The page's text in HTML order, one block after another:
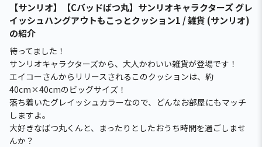
【サンリオ】【Cバッドばつ丸】サンリオキャラクターズ グレ
イッシュハングアウトもこっとクッション1 / 雑貨 (サンリオ)
の紹介
待ってました！
サンリオキャラクターズから、大人かわいい雑貨が登場です！
エイコーさんからリリースされるこのクッションは、約
40cm×40cmのビッグサイズ！
落ち着いたグレイッシュカラーなので、どんなお部屋にもマッチ
しますよ。
大好きなばつ丸くんと、まったりとしたおうち時間を過ごしませ
んか？